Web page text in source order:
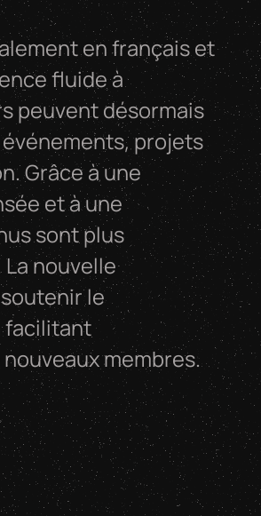
en français et
fluide à
peuvent désormais
projets
Grâce à une
et à une
sont plus
nouvelle
le
facilitant
membres.